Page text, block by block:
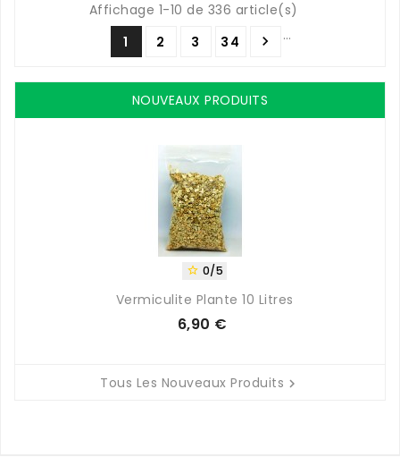
Affichage 1-10 de 336 article(s)
1
2 3 …
34 
NOUVEAUX PRODUITS
 0/5
Vermiculite Plante 10 Litres
Prix
6,90 €
Tous Les Nouveaux Produits 